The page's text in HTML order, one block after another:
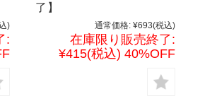
)
:
了】
通常価格: ¥693(税込)
在庫限り販売終了:
¥415(税込) 40%OFF